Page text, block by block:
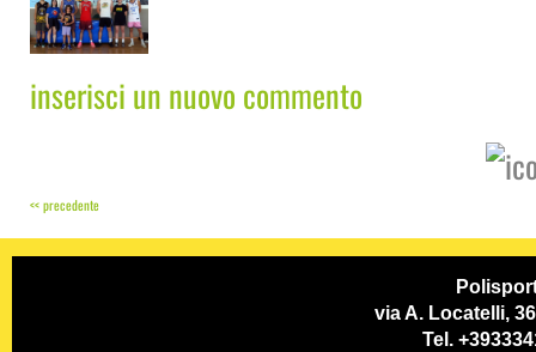
inserisci un nuovo commento
<< precedente
via A. Locatelli,
Tel.